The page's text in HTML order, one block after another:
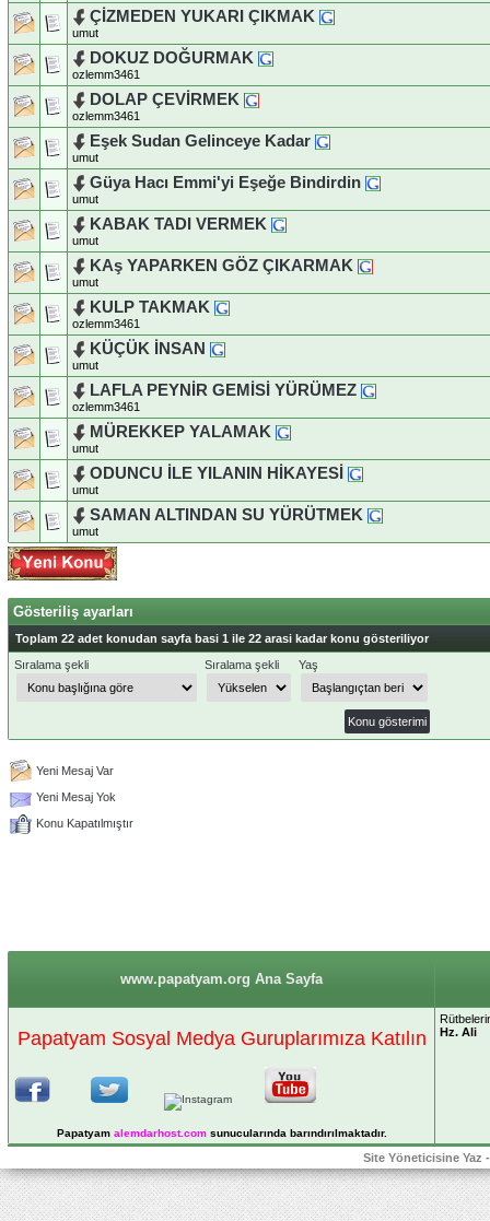
ÇİZMEDEN YUKARI ÇIKMAK
umut
DOKUZ DOĞURMAK
ozlemm3461
DOLAP ÇEVİRMEK
ozlemm3461
Eşek Sudan Gelinceye Kadar
umut
Güya Hacı Emmi'yi Eşeğe Bindirdin
umut
KABAK TADI VERMEK
umut
KAş YAPARKEN GÖZ ÇIKARMAK
umut
KULP TAKMAK
ozlemm3461
KÜÇÜK İNSAN
umut
LAFLA PEYNİR GEMİSİ YÜRÜMEZ
ozlemm3461
MÜREKKEP YALAMAK
umut
ODUNCU İLE YILANIN HİKAYESİ
umut
SAMAN ALTINDAN SU YÜRÜTMEK
umut
Gösteriliş ayarları
Toplam 22 adet konudan sayfa basi 1 ile 22 arasi kadar konu gösteriliyor
Sıralama şekli
Sıralama şekli Yaş
Yeni Mesaj Var
Yeni Mesaj Yok
Konu Kapatılmıştır
www.papatyam.org Ana Sayfa
Papatyam Sosyal Medya Guruplarımıza Katılın
Papatyam alemdarhost.comsunucularında barındırılmaktadır.
Hz. Ali
Site Yöneticisine Yaz